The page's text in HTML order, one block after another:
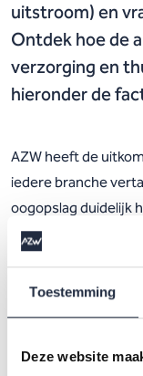
Toestemming
Deze website
uitstroom) en
Ontdek hoe de
verzorging en
hieronder de
AZW heeft de
iedere branche
oogopslag duidelijk
arbeidsmobiliteit
HetPrognosemodel
Research in